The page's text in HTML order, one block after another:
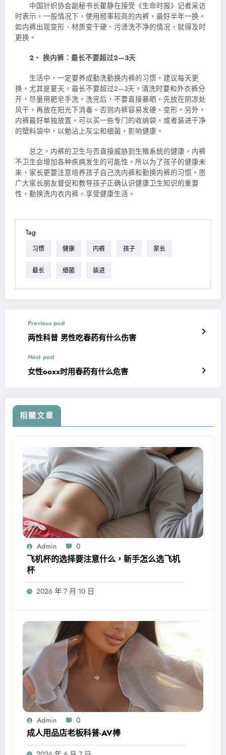
中国针织协会副秘书长瞿静在接受《生命时报》记者采访
时表示，一般情况下，使用频率较高的内裤，最好半年一换。
如内裤出现变形、材质变干硬、污渍洗不净的情况，就得及时
更换。
2、 换内裤：最长不要超过2—3天
生活中，一定要养成勤洗勤换内裤的习惯，建议每天更
换，尤其是夏天，最长不要超过2—3天。清洗时要和外衣裤分
开，尽量用肥皂手洗。洗完后，不要直接暴晒，先放在阴凉处
风干，再放在阳光下消毒。否则内裤容易发硬、变形。另外，
内裤最好单独放置，可以买一些专门的收纳袋，或者装进干净
的塑料袋中，以勉沾上灰尘和细菌，影响健康。
总之，内裤的卫生与否直接威胁到生殖系统的健康，内裤
不卫生会增加各种疾病发生的可能性。所以为了孩子的健康未
来，家长更要注意培养孩子自己洗内裤和勤换内裤的习惯。愿
广大家长朋友督促和教导孩子正确认识健康卫生知识的重要
性，勤换洗内衣内裤，享受健康生活。
Tag
习惯 健康 内裤 孩子 家长
最长 细菌 装进
Previous post
两性科普 男性吃春药有什么伤害
Next post
女性ooxx时用春药有什么危害
相關文章
Admin 0
飞机杯的选择要注意什么，新手怎么选飞机
杯
2026 年 7 月 10 日
Admin 0
成人用品店老板科普-AV棒